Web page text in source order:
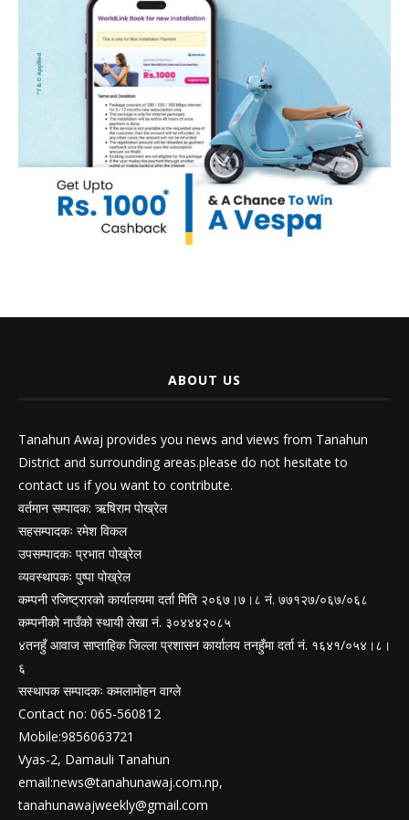
ABOUT US
Tanahun Awaj provides you news and views from Tanahun
District and surrounding areas.please do not hesitate to
contact us if you want to contribute.
वर्तमान सम्पादक: ऋषिराम पोख्रेल
सहसम्पादकः रमेश विकल
उपसम्पादकः प्रभात पोख्रेल
व्यवस्थापकः पुष्पा पोख्रेल
कम्पनी रजिष्ट्रारको कार्यालयमा दर्ता मिति २०६७।७।८ नं. ७७१२७/०६७/०६८
कम्पनीको नाउँको स्थायी लेखा नं. ३०४४४२०८५
४तनहुँ आवाज साप्ताहिक जिल्ला प्रशासन कार्यालय तनहुँमा दर्ता नं. १६४१/०५४।८।
६
सस्थापक सम्पादकः कमलामोहन वाग्ले
Contact no: 065-560812
Mobile:9856063721
Vyas-2, Damauli Tanahun
email:news@tanahunawaj.com.np,
tanahunawajweekly@gmail.com